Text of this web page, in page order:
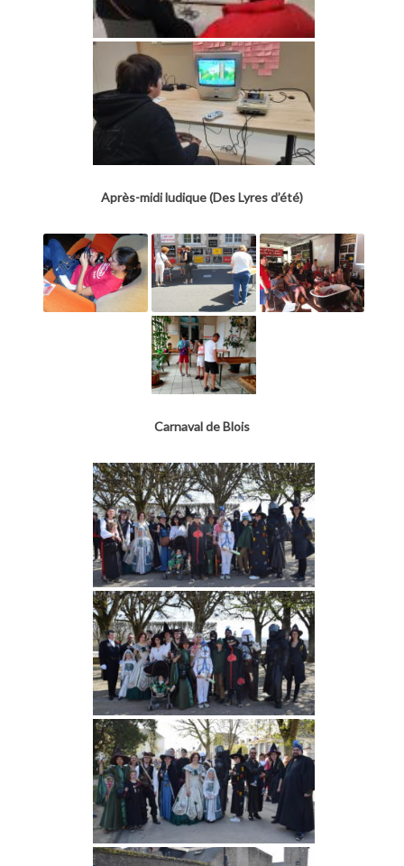
Après-midi ludique (Des Lyres d’été)
Carnaval de Blois